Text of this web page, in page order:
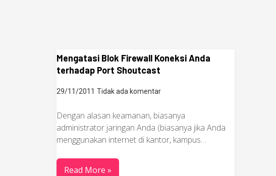
Mengatasi Blok Firewall Koneksi Anda
terhadap Port Shoutcast
29/11/2011 Tidak ada komentar
Dengan alasan keamanan, biasanya
administrator jaringan Anda (biasanya jika Anda
menggunakan internet di kantor, kampus…
Read More »